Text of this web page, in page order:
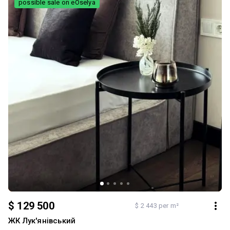
$ 129 500 $ 2 443 per m²
ЖК Лук'янівський
possible sale on eOselya